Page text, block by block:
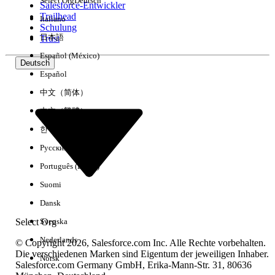
Erfahrung
Keine Ergebnisse
Salesforce-Entwickler
Trailhead
Schulung
Trust
Deutsch
Select Org
Italiano
日本語
Español (México)
Español
中文（简体）
中文（繁體）
한국어
Русский
Português (Brasil)
Suomi
Dansk
Svenska
Nederlands
Norsk
© Copyright 2026, Salesforce.com Inc. Alle Rechte vorbehalten.
Die verschiedenen Marken sind Eigentum der jeweiligen Inhaber.
Salesforce.com Germany GmbH, Erika-Mann-Str. 31, 80636